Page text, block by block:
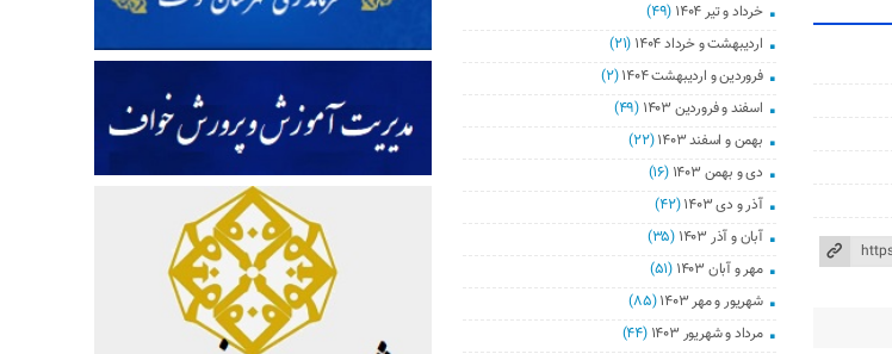
خرداد و تیر ۱۴۰۴
(۴۹)
اردیبهشت و خرداد ۱۴۰۴
(۲۱)
فروردین و اردیبهشت ۱۴۰۴
(۲)
اسفند و فروردین ۱۴۰۳
(۴۹)
بهمن و اسفند ۱۴۰۳
(۲۲)
دی و بهمن ۱۴۰۳
(۱۶)
آذر و دی ۱۴۰۳
(۴۲)
آبان و آذر ۱۴۰۳
(۳۵)
مهر و آبان ۱۴۰۳
(۵۱)
شهریور و مهر ۱۴۰۳
(۸۵)
مرداد و شهریور ۱۴۰۳
(۴۴)